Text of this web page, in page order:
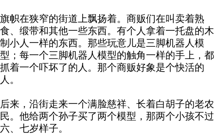
旗帜在狭窄的街道上飘扬着。商贩们在叫卖着熟
食、缎带和其他一些东西。有个人拿着一托盘的木
制小人一样的东西。那些玩意儿是三脚机器人模
型；每一个三脚机器人模型的触角一样的手上，都
抓着一个吓坏了的人。那个商贩好象是个快活的
人。
后来，沿街走来一个满脸慈祥、长着白胡子的老农
民。他给两个孙子买了两个模型，那两个小孩不过
六、七岁样子。